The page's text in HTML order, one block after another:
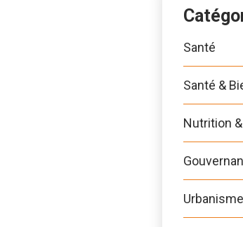
Santé
Santé &
Nutrition
Urbanisme